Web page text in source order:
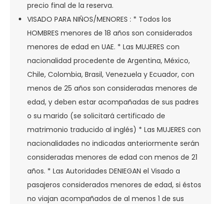
precio final de la reserva.
VISADO PARA NIÑOS/MENORES : * Todos los
HOMBRES menores de 18 años son considerados
menores de edad en UAE. * Las MUJERES con
nacionalidad procedente de Argentina, México,
Chile, Colombia, Brasil, Venezuela y Ecuador, con
menos de 25 años son consideradas menores de
edad, y deben estar acompañadas de sus padres
o su marido (se solicitará certificado de
matrimonio traducido al inglés) * Las MUJERES con
nacionalidades no indicadas anteriormente serán
consideradas menores de edad con menos de 21
años. * Las Autoridades DENIEGAN el Visado a
pasajeros considerados menores de edad, si éstos
no viajan acompañados de al menos 1 de sus